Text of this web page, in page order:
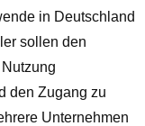
in Deutschland
sollen den
den Zugang zu
Unternehmen